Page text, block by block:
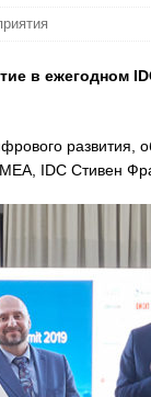
в ежегодном
развития,
IDC Стивен